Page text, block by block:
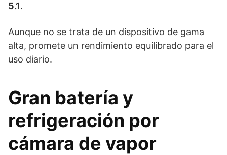
5.1.
Aunque no se trata de un dispositivo de gama
alta, promete un rendimiento equilibrado para el
uso diario.
Gran batería y
refrigeración por
cámara de vapor